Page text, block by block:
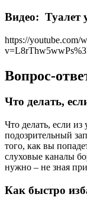
Видео: Туалет
https://youtube.com/
Вопрос-
Что делать,
Что делать, если
подозрительный
того, как вы
слуховые каналы
нужно – не зная
Как быстро